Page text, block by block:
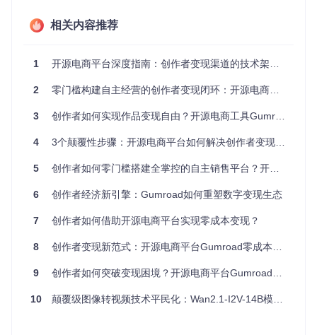
置，alt文本：开源电商平台产品创建界面，创作者变现工具
2. 全方位数据分析仪表板
痛点
：创作者缺乏有效的数据追踪工具，无法准确了解产品表
现和客户行为，难以做出数据驱动的决策。
功能
：平台提供强大的数据分析功能，包括实时销售追踪、客
让复杂数据变得易于理解。
效果
：创作者可以清晰了解哪些产品最受欢迎，哪些营销渠道
现。
电商平台销售数据分析，创作者变现策略工具
3. 社区互动与粉丝管理
相关内容推荐
1 开源电商平台深度指南：创作者变现渠道的技术架构与商业落地
2 零门槛构建自主经营的创作者变现闭环：开源电商平台深度指南
3 创作者如何实现作品变现自由？开源电商工具Gumroad全攻略
4 3个颠覆性步骤：开源电商平台如何解决创作者变现困境 | Gumroad实战指南
5 创作者如何零门槛搭建全掌控的自主销售平台？开源电商解决方案深度指南
6 创作者经济新引擎：Gumroad如何重塑数字变现生态
7 创作者如何借助开源电商平台实现零成本变现？
8 创作者变现新范式：开源电商平台Gumroad零成本创业指南
9 创作者如何突破变现困境？开源电商平台Gumroad全解析
10 颠覆级图像转视频技术平民化：Wan2.1-I2V-14B模型的技术革新与行业变革